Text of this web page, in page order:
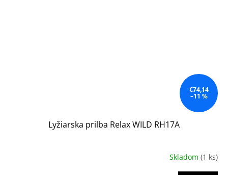
€74,14
–11 %
Lyžiarska prilba Relax WILD RH17A
Skladom (1 ks)